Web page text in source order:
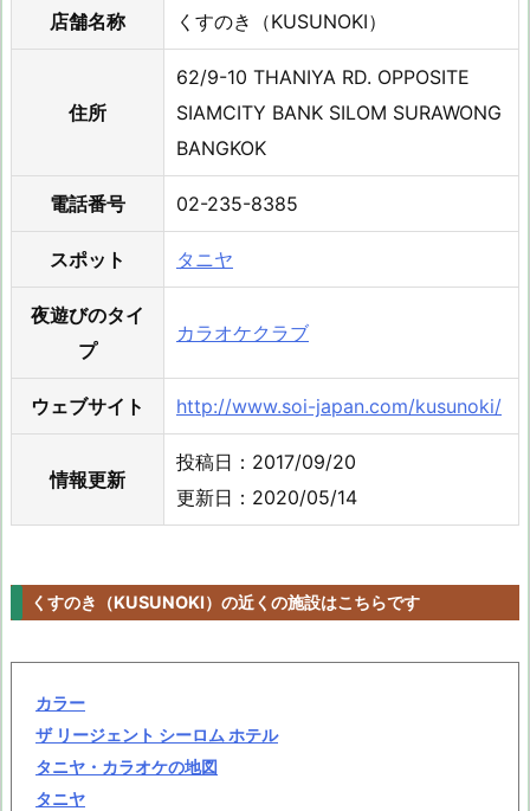
店舗名称 くすのき（KUSUNOKI）
住所
62/9-10 THANIYA RD. OPPOSITE
SIAMCITY BANK SILOM SURAWONG
BANGKOK
電話番号 02-235-8385
スポット タニヤ
夜遊びのタイ
プ
カラオケクラブ
ウェブサイト http://www.soi-japan.com/kusunoki/
情報更新
投稿日：2017/09/20
更新日：2020/05/14
くすのき（KUSUNOKI）の近くの施設はこちらです
カラー
ザ リージェント シーロム ホテル
タニヤ・カラオケの地図
タニヤ